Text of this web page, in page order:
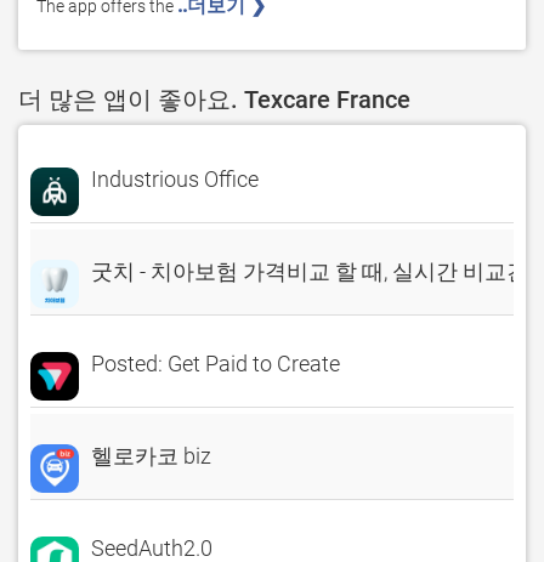
The app offers the ..더보기 ❯
더 많은 앱이 좋아요. Texcare France
Industrious Office
굿치 - 치아보험 가격비교 할 때, 실시간 비교견
Posted: Get Paid to Create
헬로카코 biz
SeedAuth2.0